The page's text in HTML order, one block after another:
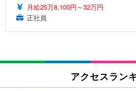
月給25万8,100円～32万円
正社員
アクセスラン